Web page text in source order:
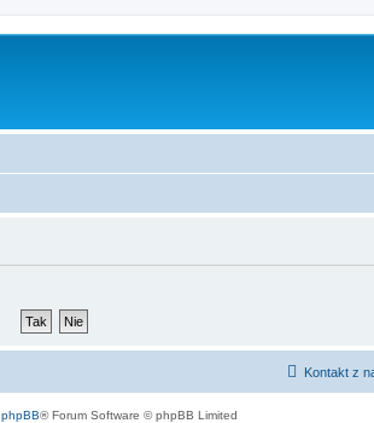
Kontakt z
phpBB® Forum Software © phpBB Limited